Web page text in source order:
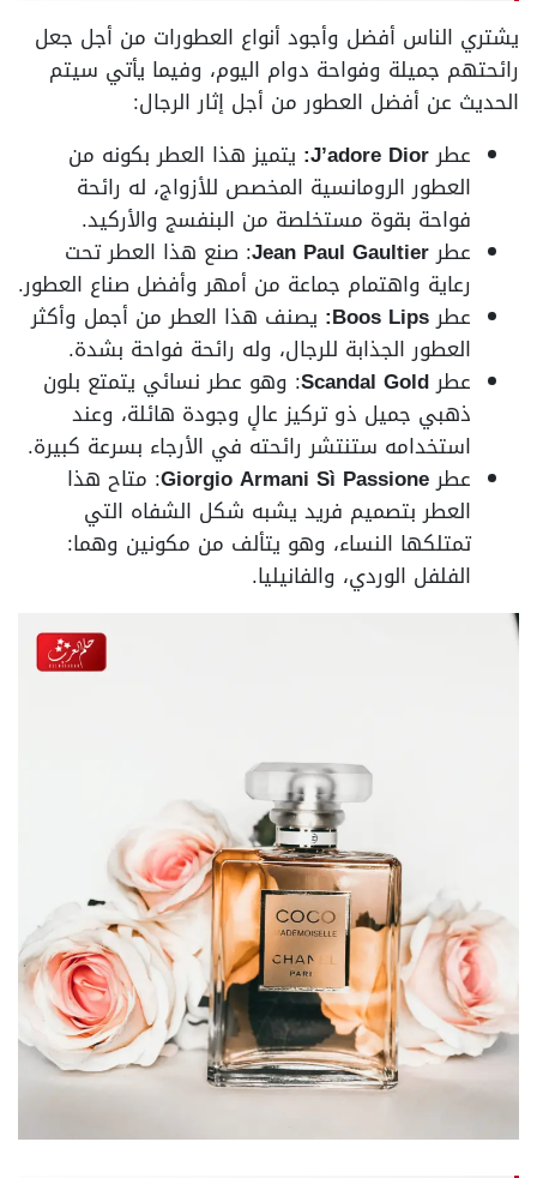
يشتري الناس أفضل وأجود أنواع العطورات من أجل جعل
رائحتهم جميلة وفواحة دوام اليوم، وفيما يأتي سيتم
الحديث عن أفضل العطور من أجل إثار الرجال:
عطرJ’adore Dior: يتميز هذا العطر بكونه من
العطور الرومانسية المخصص للأزواج، له رائحة
فواحة بقوة مستخلصة من البنفسج والأركيد.
عطرJean Paul Gaultier: صنع هذا العطر تحت
رعاية واهتمام جماعة من أمهر وأفضل صناع العطور.
عطرBoos Lips: يصنف هذا العطر من أجمل وأكثر
العطور الجذابة للرجال، وله رائحة فواحة بشدة.
عطرScandal Gold: وهو عطر نسائي يتمتع بلون
ذهبي جميل ذو تركيز عالٕ وجودة هائلة، وعند
استخدامه ستنتشر رائحته في الأرجاء بسرعة كبيرة.
عطرGiorgio Armani Sì Passione: متاح هذا
العطر بتصميم فريد يشبه شكل الشفاه التي
تمتلكها النساء، وهو يتألف من مكونين وهما:
الفلفل الوردي، والفانيليا.